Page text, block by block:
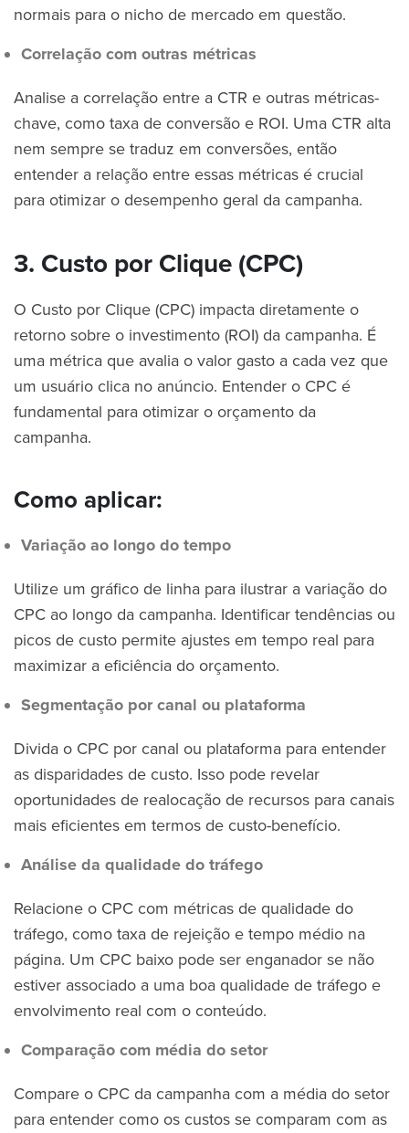
normais para o nicho de mercado em questão.
Correlação com outras métricas
Analise a correlação entre a CTR e outras métricas-
chave, como taxa de conversão e ROI. Uma CTR alta
nem sempre se traduz em conversões, então
entender a relação entre essas métricas é crucial
para otimizar o desempenho geral da campanha.
3. Custo por Clique (CPC)
O Custo por Clique (CPC) impacta diretamente o
retorno sobre o investimento (ROI) da campanha. É
uma métrica que avalia o valor gasto a cada vez que
um usuário clica no anúncio. Entender o CPC é
fundamental para otimizar o orçamento da
campanha.
Como aplicar:
Variação ao longo do tempo
Utilize um gráfico de linha para ilustrar a variação do
CPC ao longo da campanha. Identificar tendências ou
picos de custo permite ajustes em tempo real para
maximizar a eficiência do orçamento.
Segmentação por canal ou plataforma
Divida o CPC por canal ou plataforma para entender
as disparidades de custo. Isso pode revelar
oportunidades de realocação de recursos para canais
mais eficientes em termos de custo-benefício.
Análise da qualidade do tráfego
Relacione o CPC com métricas de qualidade do
tráfego, como taxa de rejeição e tempo médio na
página. Um CPC baixo pode ser enganador se não
estiver associado a uma boa qualidade de tráfego e
envolvimento real com o conteúdo.
Comparação com média do setor
Compare o CPC da campanha com a média do setor
para entender como os custos se comparam com as